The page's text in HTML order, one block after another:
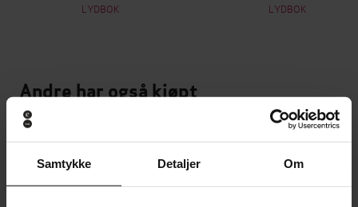
Samtykke Detaljer Om
LYDBOK LYDBOK
Andre har også kjøpt